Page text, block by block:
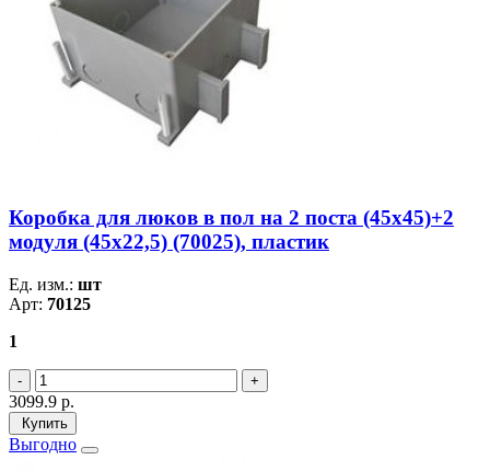
Коробка для люков в пол на 2 поста (45х45)+2
модуля (45х22,5) (70025), пластик
Ед. изм.: шт
Арт: 70125
1
3099.9 р.
Купить
Выгодно